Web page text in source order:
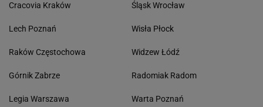
Cracovia Kraków
Lech Poznań
Raków Częstochowa
Górnik Zabrze
Legia Warszawa
Śląsk Wrocław
Wisła Płock
Widzew Łódź
Radomiak Radom
Warta Poznań